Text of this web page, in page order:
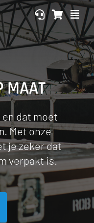
MAAT
dat moet
Met onze
je zeker dat
verpakt is.